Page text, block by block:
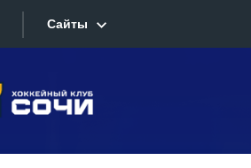
«Запад»
Сайты
Сайты